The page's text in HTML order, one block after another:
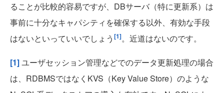
ることが比較的容易ですが、DBサーバ（特に更新系）は
事前に十分なキャパシティを確保する以外、有効な手段
はないといっていいでしょう [1]。近道はないのです。
[1]ユーザセッション管理などでのデータ更新処理の場合
は、RDBMSではなくKVS（Key Value Store）のような